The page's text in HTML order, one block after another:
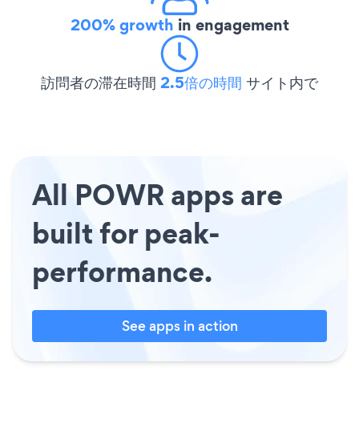
200% growth in engagement
訪問者の滞在時間 2.5倍の時間 サイト内で
All POWR apps are
built for peak-
performance.
See apps in action